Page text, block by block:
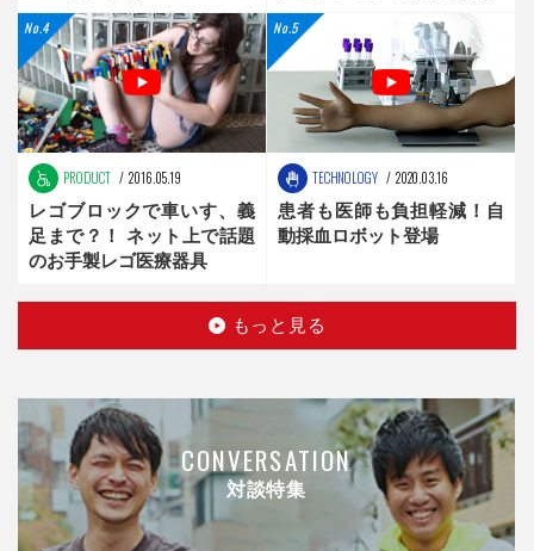
新時代へ
PRODUCT 2016.05.19
レゴブロックで車いす、義
足まで？！ ネット上で話題
のお手製レゴ医療器具
TECHNOLOGY 2020.03.16
患者も医師も負担軽減！自
動採血ロボット登場
もっと見る
CONVERSATION
対談特集